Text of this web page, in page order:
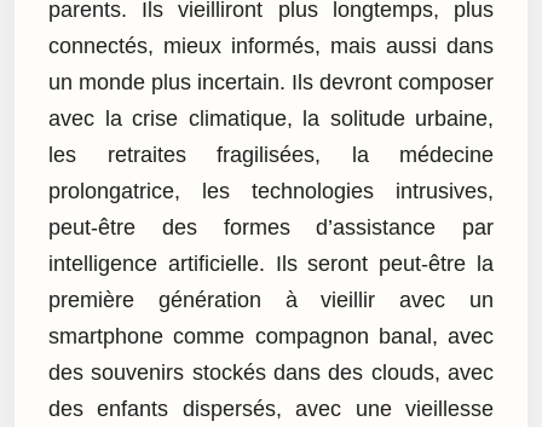
parents. Ils vieilliront plus longtemps, plus
connectés, mieux informés, mais aussi dans
un monde plus incertain. Ils devront composer
avec la crise climatique, la solitude urbaine,
les retraites fragilisées, la médecine
prolongatrice, les technologies intrusives,
peut-être des formes d’assistance par
intelligence artificielle. Ils seront peut-être la
première génération à vieillir avec un
smartphone comme compagnon banal, avec
des souvenirs stockés dans des clouds, avec
des enfants dispersés, avec une vieillesse